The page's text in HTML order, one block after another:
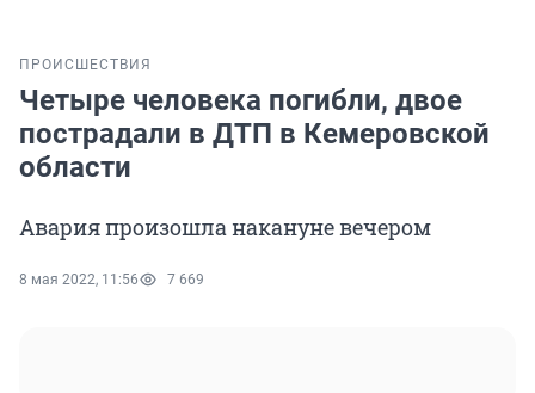
ПРОИСШЕСТВИЯ
Четыре человека погибли, двое
пострадали в ДТП в Кемеровской
области
Авария произошла накануне вечером
8 мая 2022, 11:56 7 669